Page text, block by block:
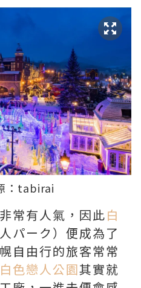
tabirai
常有人氣，因此白
人パーク）便成為了
自由行的旅客常常
白色戀人公園其實就